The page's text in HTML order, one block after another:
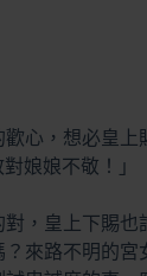
心，想必皇上
娘娘不敬！」
，皇上下賜也
？來路不明的